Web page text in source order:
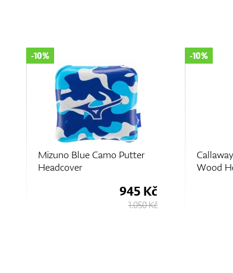
Callaway Premium Fairway
Wood Headcovers
-10%
563 Kč
625 Kč
-20%